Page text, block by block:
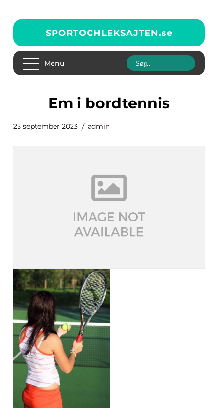
SPORTOCHLEKSAJTEN.se
Menu
em i bordtennis
25 september 2023 admin